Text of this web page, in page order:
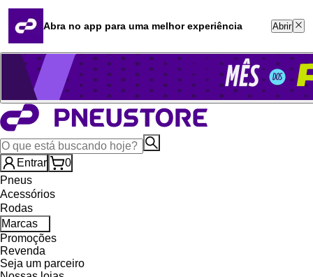
Quero revender
Blog
Whatsapp (16) 99764-8401
Televendas (47) 3046-2551
Entrar
0
Pneus
Acessórios
Rodas
Marcas
Promoções
Revenda
Seja um parceiro
Abra no app para uma melhor experiência Abrir